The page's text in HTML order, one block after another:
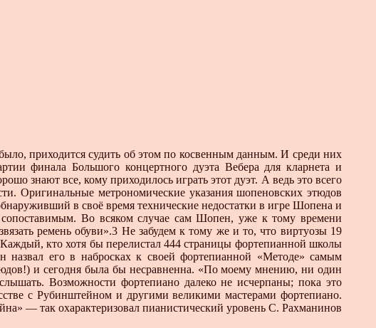
приходится судить об этом по косвенным данным. И среди них
финала Большого концертного дуэта Вебера для кларнета и
знают все, кому приходилось играть этот дуэт. А ведь это всего
Оригинальные метрономические указания шопеновских этюдов
в своё время технические недостатки в игре Шопена и
Во всяком случае сам Шопен, уже к тому времени
ремень обуви».3 Не забудем к тому же и то, что виртуозы 19
кто хотя бы перелистал 444 страницы фортепианной школы
его в набросках к своей фортепианной «Методе» самым
и сегодня была бы несравненна. «По моему мнению, ни один
Возможности фортепиано далеко не исчерпаны; пока это
с Рубинштейном и другими великими мастерами фортепиано.
— так охарактеризовал пианистический уровень С. Рахманинов